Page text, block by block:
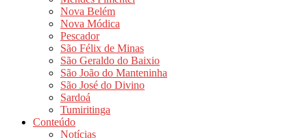
Nova Belém
Nova Módica
Pescador
São Félix de Minas
São Geraldo do Baixio
São João do Manteninha
São José do Divino
Sardoá
Tumiritinga
Conteúdo
Notícias